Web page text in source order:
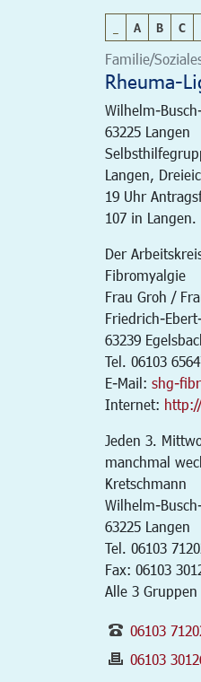
A B C
Familie/
Rheuma-
Wilhelm-
63225 Langen
Langen,
19 Uhr
107 in Langen.
Der
Fibromyalgie
Frau Groh /
Friedrich-
63239
Tel. 06103
E-Mail: shg-
Internet:
Jeden 3.
manchmal
Kretschmann
Wilhelm-
63225 Langen
Tel. 06103
Fax: 06103
Alle 3
06103
06103